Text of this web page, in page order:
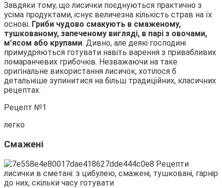
Завдяки тому, що лисички поєднуються практично з
усіма продуктами, існує величезна кількість страв на їх
основі. Гриби чудово смакують в смаженому,
тушкованому, запеченому вигляді, в парі з овочами,
м’ясом або крупами. Дивно, але деякі господині
примудряються готувати навіть варення з привабливих
помаранчевих грибочків. Незважаючи на таке
оригінальне використання лисичок, хотілося б
детальніше зупинитися на більш традиційних, класичних
рецептах.
Рецепт №1
легко
Смажені